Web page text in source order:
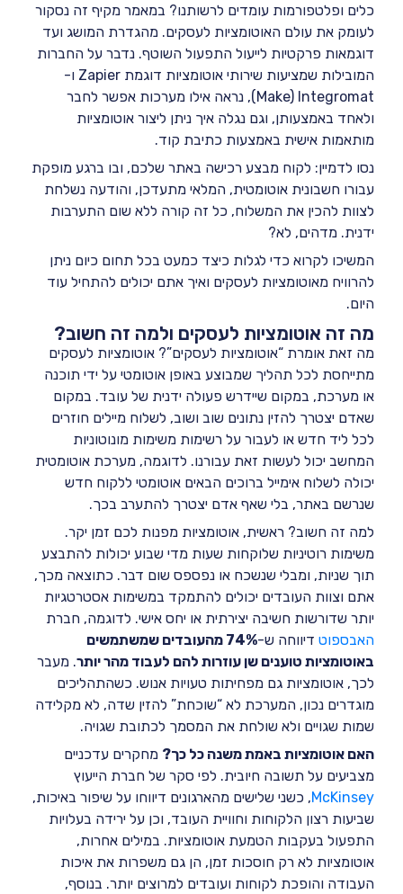
כלים ופלטפורמות עומדים לרשותנו? במאמר מקיף זה נסקור
לעומק את עולם האוטומציות לעסקים. מהגדרת המושג ועד
דוגמאות פרקטיות לייעול התפעול השוטף. נדבר על החברות
המובילות שמציעות שירותי אוטומציות דוגמת Zapier ו-
Make) Integromat), נראה אילו מערכות אפשר לחבר
ולאחד באמצעותן, וגם נגלה איך ניתן ליצור אוטומציות
מותאמות אישית באמצעות כתיבת קוד.
נסו לדמיין: לקוח מבצע רכישה באתר שלכם, ובו ברגע מופקת
עבורו חשבונית אוטומטית, המלאי מתעדכן, והודעה נשלחת
לצוות להכין את המשלוח, כל זה קורה ללא שום התערבות
ידנית. מדהים, לא?
המשיכו לקרוא כדי לגלות כיצד כמעט בכל תחום כיום ניתן
להרוויח מאוטומציות לעסקים ואיך אתם יכולים להתחיל עוד
היום.
מה זה אוטומציות לעסקים ולמה זה חשוב?
מה זאת אומרת “אוטומציות לעסקים”? אוטומציות לעסקים
מתייחסת לכל תהליך שמבוצע באופן אוטומטי על ידי תוכנה
או מערכת, במקום שיידרש פעולה ידנית של עובד. במקום
שאדם יצטרך להזין נתונים שוב ושוב, לשלוח מיילים חוזרים
לכל ליד חדש או לעבור על רשימות משימות מונוטוניות
המחשב יכול לעשות זאת עבורנו. לדוגמה, מערכת אוטומטית
יכולה לשלוח אימייל ברוכים הבאים אוטומטי ללקוח חדש
שנרשם באתר, בלי שאף אדם יצטרך להתערב בכך.
למה זה חשוב? ראשית, אוטומציות מפנות לכם זמן יקר.
משימות רוטיניות שלוקחות שעות מדי שבוע יכולות להתבצע
תוך שניות, ומבלי שנשכח או נפספס שום דבר. כתוצאה מכך,
אתם וצוות העובדים יכולים להתמקד במשימות אסטרטגיות
יותר שדורשות חשיבה יצירתית או יחס אישי. לדוגמה, חברת
האבספוט דיווחה ש-
74% מהעובדים שמשתמשים
באוטומציות טוענים שן עוזרות להם לעבוד מהר יותר. מעבר
לכך, אוטומציות גם מפחיתות טעויות אנוש. כשהתהליכים
מוגדרים נכון, המערכת לא “שוכחת” להזין שדה, לא מקלידה
שמות שגויים ולא שולחת את המסמך לכתובת שגויה.
האם אוטומציות באמת משנה כל כך? מחקרים עדכניים
מצביעים על תשובה חיובית. לפי סקר של חברת הייעוץ
McKinsey, כשני שלישים מהארגונים דיווחו על שיפור באיכות,
שביעות רצון הלקוחות וחוויית העובד, וכן על ירידה בעלויות
התפעול בעקבות הטמעת אוטומציות. במילים אחרות,
אוטומציות לא רק חוסכות זמן, הן גם משפרות את איכות
העבודה והופכת לקוחות ועובדים למרוצים יותר. בנוסף,